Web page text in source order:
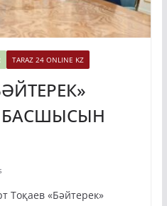
TARAZ 24 ONLINE KZ
БАСШЫСЫН
Тоқаев «Бәйтерек»